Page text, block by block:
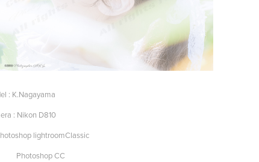
: K.Nagayama
: Nikon D810
lightroomClassic
CC